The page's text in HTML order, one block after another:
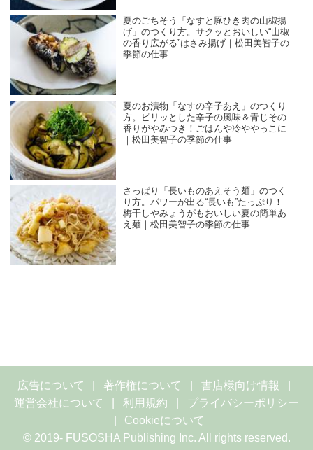
夏のごちそう「なすと豚ひき肉の山椒揚
げ」のつくり方。サクッとおいしい“山椒
の香り広がる”はさみ揚げ｜松田美智子の
季節の仕事
夏のお漬物「なすの辛子あえ」のつくり
方。ピリッとした辛子の風味＆青じその
香りがやみつき！ごはんや冷ややっこに
｜松田美智子の季節の仕事
さっぱり「長いものあえそう麺」のつく
り方。パワーが出る“長いも”たっぷり！
梅干しやみょうがもおいしい夏の簡単あ
え麺｜松田美智子の季節の仕事
広告について 著作権について
書店様向け情報
運営会社について
利用規約
プライバシーポリシー
Cookieについて
© 2019- FUSOSHA Publishing Inc. All rights reserved.